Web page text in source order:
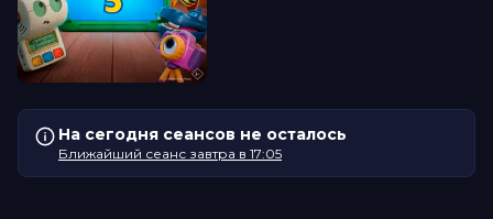
На сегодня сеансов не осталось
Ближайший сеанс завтра в 17:05